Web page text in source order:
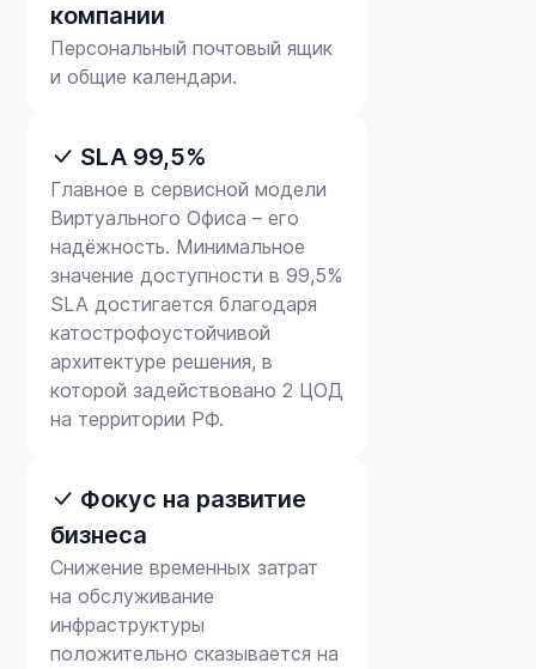
компании
Персональный почтовый ящик
и общие календари.
SLA 99,5%
Главное в сервисной модели
Виртуального Офиса – его
надёжность. Минимальное
значение доступности в 99,5%
SLA достигается благодаря
катострофоустойчивой
архитектуре решения, в
которой задействовано 2 ЦОД
на территории РФ.
бизнеса
Снижение временных затрат
на обслуживание
инфраструктуры
положительно сказывается на